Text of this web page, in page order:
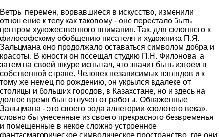
Ветры перемен, ворвавшиеся в искусство, изменили
отношение к телу как таковому - оно перестало быть
центром художественного внимания. Так, для склонного к
философскому обобщению писателя и художника П.Я.
Зальцмана оно продолжало оставаться символом добра и
красоты. В юности он посещал студию П.Н. Филонова, а
затем на своей шкуре испытал, что значит быть изгоем в
собственной стране. Человек независимых взглядов и к
тому же немец по рождению, он укрылся вдалеке от
столицы и больших городов, в Казахстане, но и здесь на
долгое время был отлучен от работы. Обнаженные
Зальцмана - это своего рода аллегории «золотого века»,
словно бы унесенные из своего прекрасного безвременья
и помещенные в некое сложно устроенное
фантасмагорическое символическое пространство, где они